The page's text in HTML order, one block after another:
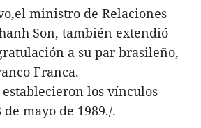
ministro de Relaciones
Son, también extendió
a su par brasileño,
Franca.
los vínculos
mayo de 1989./.